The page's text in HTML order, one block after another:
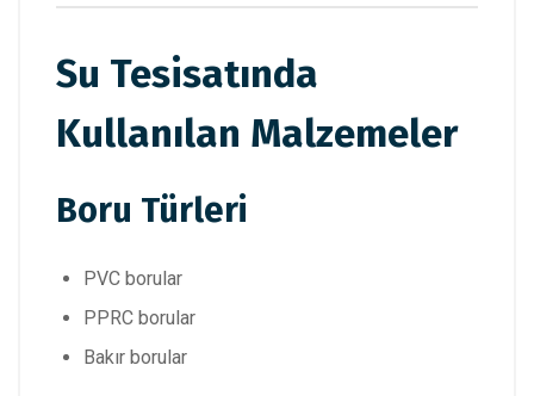
Su Tesisatında
Kullanılan Malzemeler
Boru Türleri
PVC borular
PPRC borular
Bakır borular